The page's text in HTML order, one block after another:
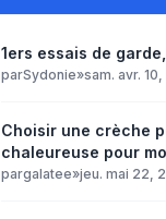
1ers essais de
parSydonie»sam. avr.
Choisir une crèche
chaleureuse pour
pargalatee»jeu. mai 22,